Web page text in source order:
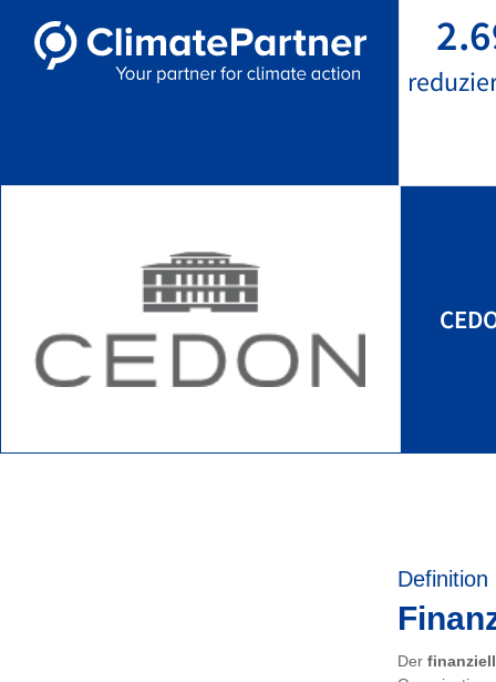
Definition
Der